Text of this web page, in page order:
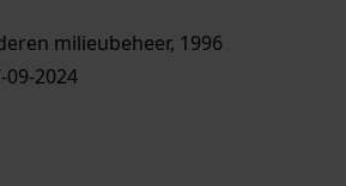
milieubeheer, 1996
2024